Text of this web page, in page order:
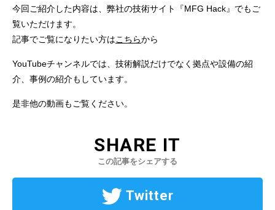
今回ご紹介した内容は、弊社の技術サイト『MFG Hack』でもご
覧いただけます。
記事でご覧になりたい方はこちらから
YouTubeチャンネルでは、技術解説だけでなく拠点や設備の紹
介、事例の紹介もしています。
是非他の動画もご覧ください。
SHARE IT
この記事をシェアする
Twitter